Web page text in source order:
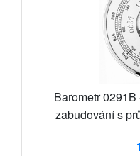
Barometr
zabudování s